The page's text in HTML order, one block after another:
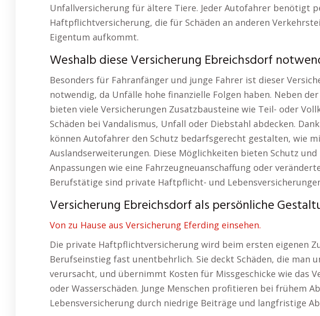
Unfallversicherung für ältere Tiere. Jeder Autofahrer benötigt
Haftpflichtversicherung, die für Schäden an anderen
Eigentum aufkommt.
Weshalb diese Versicherung Ebreichsdorf
Besonders für Fahranfänger und junge Fahrer ist dieser
notwendig, da Unfälle hohe finanzielle Folgen haben. Neben
bieten viele Versicherungen Zusatzbausteine wie Teil- oder
Schäden bei Vandalismus, Unfall oder Diebstahl abdecken.
können Autofahrer den Schutz bedarfsgerecht gestalten, wie
Auslandserweiterungen. Diese Möglichkeiten bieten Schutz
Anpassungen wie eine Fahrzeugneuanschaffung oder
Berufstätige sind private Haftpflicht- und
Versicherung Ebreichsdorf als persönliche
Von zu Hause aus Versicherung Eferding einsehen.
Die private Haftpflichtversicherung wird beim ersten eigenen
Berufseinstieg fast unentbehrlich. Sie deckt Schäden, die man
verursacht, und übernimmt Kosten für Missgeschicke wie das
oder Wasserschäden. Junge Menschen profitieren bei frühem
Lebensversicherung durch niedrige Beiträge und langfristige